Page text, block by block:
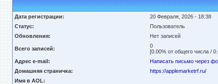
Дата регистрации:
20 Февраля, 2026 - 18:38
Статус:
Пользователь
Обновления:
Нет записей
Всего записей:
0
[0.00% от общего числа /
Адрес e-mail:
Написать письмо через
Домашняя страничка:
https://applemarketrf.ru/
Имя в AOL: